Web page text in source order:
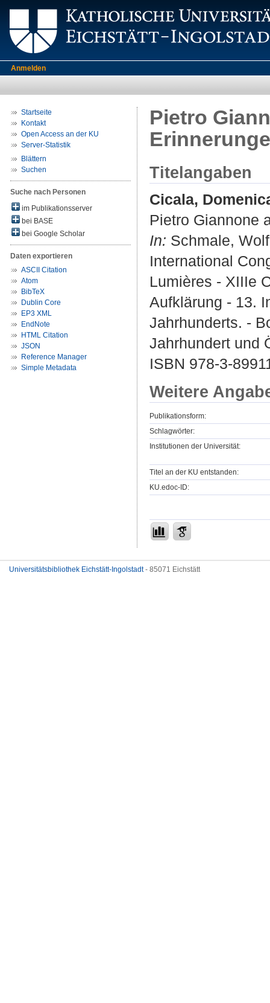
Anmelden
Startseite
Kontakt
Open Access an der KU
Server-Statistik
Blättern
Suchen
Suche nach Personen
im Publikationsserver
bei BASE
bei Google Scholar
Daten exportieren
ASCII Citation
Atom
BibTeX
Dublin Core
EP3 XML
EndNote
HTML Citation
JSON
Reference Manager
Simple Metadata
Pietro
Titelangaben
Cicala,
Pietro Giannone
In: Schmale,
International
Lumières - XIIIe
Aufklärung - 13.
Jahrhunderts. -
Jahrhundert und
ISBN 978-3-
Weitere
Publikationsform:
Schlagwörter:
Institutionen der Universität:
Titel an der KU entstanden:
KU.edoc-ID:
Universitätsbibliothek Eichstätt-Ingolstadt- 85071 Eichstätt